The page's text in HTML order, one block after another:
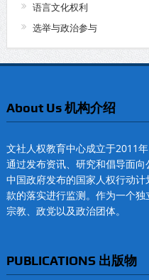
语言文化权利
选举与政治参与
About Us 机构介绍
文社人权教育中心成立于2011
通过发布资讯、研究和倡导面
中国政府发布的国家人权行动
款的落实进行监测。作为一个
宗教、政党以及政治团体。
PUBLICATIONS 出版物